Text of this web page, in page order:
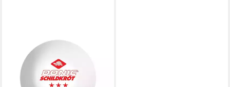
Tischtennisball Avantgarde 6
Stück 3x weiß / 3x orange,
Tischtennis Bälle
Tischtennisball Ball Balls